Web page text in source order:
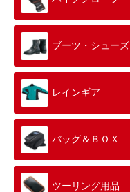
ブーツ・シューズ
レインギア
バッグ＆ＢＯＸ
ツーリング用品